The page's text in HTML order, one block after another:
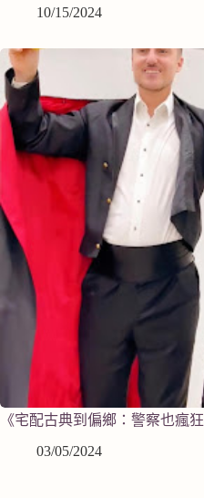
10/15/2024
《宅配古典到偏鄉：警察也瘋狂
03/05/2024